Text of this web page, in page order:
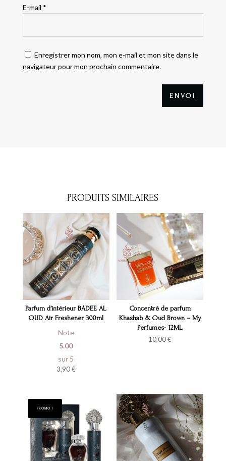
E-mail *
Enregistrer mon nom, mon e-mail et mon site dans le
navigateur pour mon prochain commentaire.
ENVOI
PRODUITS SIMILAIRES
Parfum d’intérieur BADEE AL
OUD Air Freshener 300ml
Note
5.00
sur 5
3,90€
Concentré de parfum
Khashab & Oud Brown – My
Perfumes- 12ML
10,00€
PROMO !